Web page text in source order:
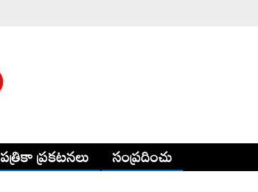
పత్రికా ప్రకటనలు సంప్రదించు